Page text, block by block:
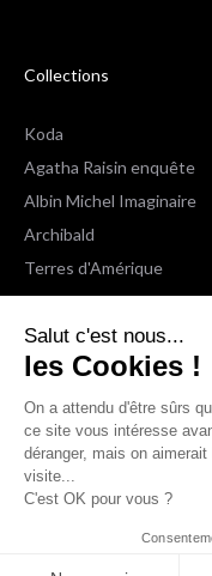
Salut c'est nous...
les Cookies !
On a attendu d'être sûrs
ce site vous intéresse
déranger, mais on
visite...
C'est OK pour vous ?
Collections
Koda
Agatha Raisin enquête
Albin Michel Imaginaire
Archibald
Terres d'Amérique
Espaces Libres Poche
NOX
Wiz
Voir toutes les collections
Nous suivre